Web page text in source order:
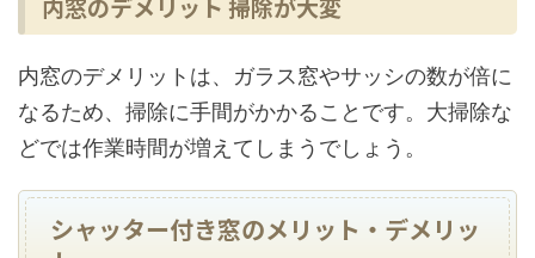
内窓のデメリット 掃除が大変
内窓のデメリットは、ガラス窓やサッシの数が倍に
なるため、掃除に手間がかかることです。大掃除な
どでは作業時間が増えてしまうでしょう。
シャッター付き窓のメリット・デメリッ